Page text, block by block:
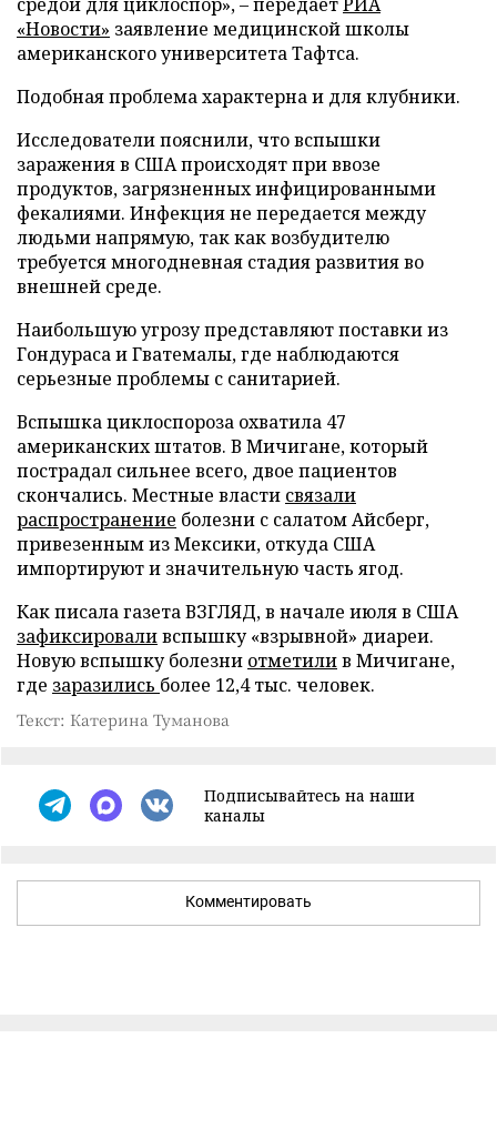
«Новости» заявление медицинской школы
американского университета Тафтса.
Подобная проблема характерна и для клубники.
Исследователи пояснили, что вспышки
заражения в США происходят при ввозе
продуктов, загрязненных инфицированными
фекалиями. Инфекция не передается между
людьми напрямую, так как возбудителю
требуется многодневная стадия развития во
внешней среде.
Наибольшую угрозу представляют поставки из
Гондураса и Гватемалы, где наблюдаются
серьезные проблемы с санитарией.
Вспышка циклоспороза охватила 47
американских штатов. В Мичигане, который
пострадал сильнее всего, двое пациентов
скончались. Местные власти связали
распространение болезни с салатом Айсберг,
привезенным из Мексики, откуда США
импортируют и значительную часть ягод.
Как писала газета ВЗГЛЯД, в начале июля в США
зафиксироваливспышку «взрывной» диареи.
Новую вспышку болезни отметилив Мичигане,
где заразились более 12,4 тыс. человек.
Текст: Катерина Туманова
Подписывайтесь на наши
каналы
Комментировать